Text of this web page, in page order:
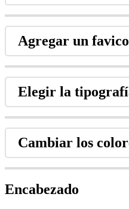
Agregar un
Elegir la
Cambiar los
Encabezado